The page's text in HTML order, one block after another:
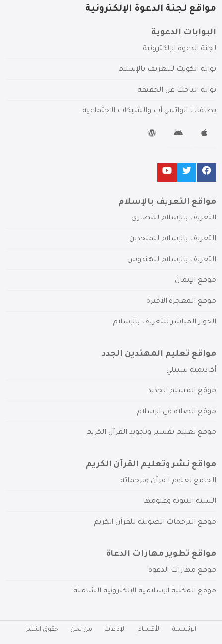
مواقع لجنة الدعوة الإلكترونية
البوابات الدعوية
لجنة الدعوة الإلكترونية
بوابة الكويت للتعريف بالإسلام
بوابة الباحث عن الحقيقة
بطاقات الواتس آب والشبكات الاجتماعية
مواقع التعريف بالإسلام
التعريف بالإسلام للنصارى
التعريف بالإسلام للملحدين
التعريف بالإسلام للهندوس
موقع الإيمان
موقع المعجزة الأخيرة
الحوار المباشر للتعريف بالإسلام
مواقع تعليم المهتدين الجدد
أكاديمية سبيلي
موقع المسلم الجديد
موقع الصلاة في الإسلام
موقع تعليم تفسير وتجويد القرآن الكريم
مواقع نشر وتعليم القرآن الكريم
الجامع لعلوم القرآن وترجماته
السنة النبوية وعلومها
موقع الترجمات الصوتية للقرآن الكريم
مواقع تطوير مهارات الدعاة
موقع مهارات الدعوة
موقع المكتبة الإسلامية الإلكترونية الشاملة
الرئيسية الأقسام الإذاعات من نحن حقوق النشر